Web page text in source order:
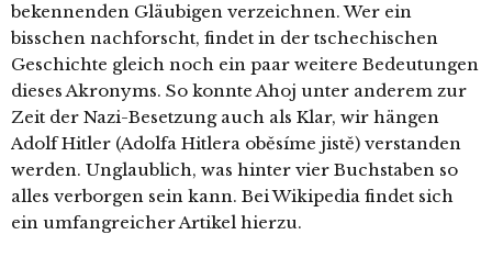
bekennenden Gläubigen verzeichnen. Wer ein
bisschen nachforscht, findet in der tschechischen
Geschichte gleich noch ein paar weitere Bedeutungen
dieses Akronyms. So konnte Ahoj unter anderem zur
Zeit der Nazi-Besetzung auch als Klar, wir hängen
Adolf Hitler (Adolfa Hitlera oběsíme jistě) verstanden
werden. Unglaublich, was hinter vier Buchstaben so
alles verborgen sein kann. Bei Wikipedia findet sich
ein umfangreicher Artikel hierzu.